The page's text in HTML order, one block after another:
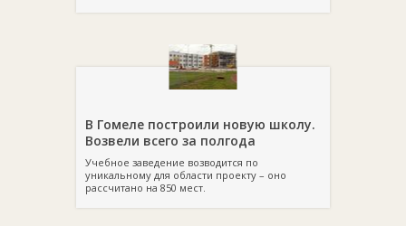
В Гомеле построили новую школу.
Возвели всего за полгода
Учебное заведение возводится по
уникальному для области проекту – оно
рассчитано на 850 мест.